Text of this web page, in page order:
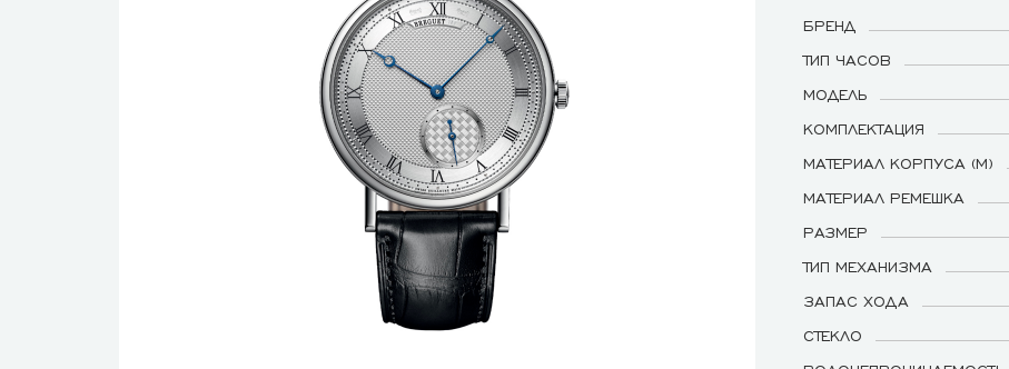
БРЕНД
ТИП ЧАСОВ
МОДЕЛЬ
КОМПЛЕКТАЦИЯ
МАТЕРИАЛ КОРПУСА (М)
МАТЕРИАЛ РЕМЕШКА
РАЗМЕР
ТИП МЕХАНИЗМА
ЗАПАС ХОДА
СТЕКЛО